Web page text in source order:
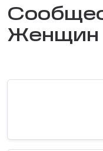
Женщин